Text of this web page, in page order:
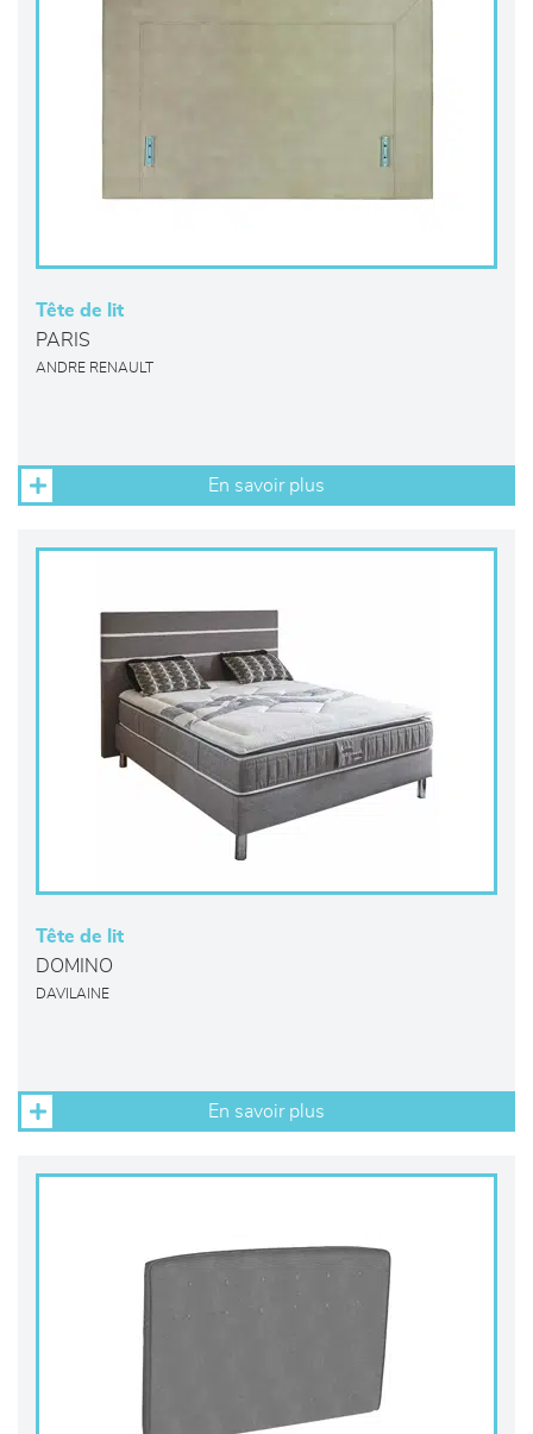
Tête de lit
PARIS
ANDRE RENAULT
En savoir plus
Tête de lit
DOMINO
DAVILAINE
En savoir plus